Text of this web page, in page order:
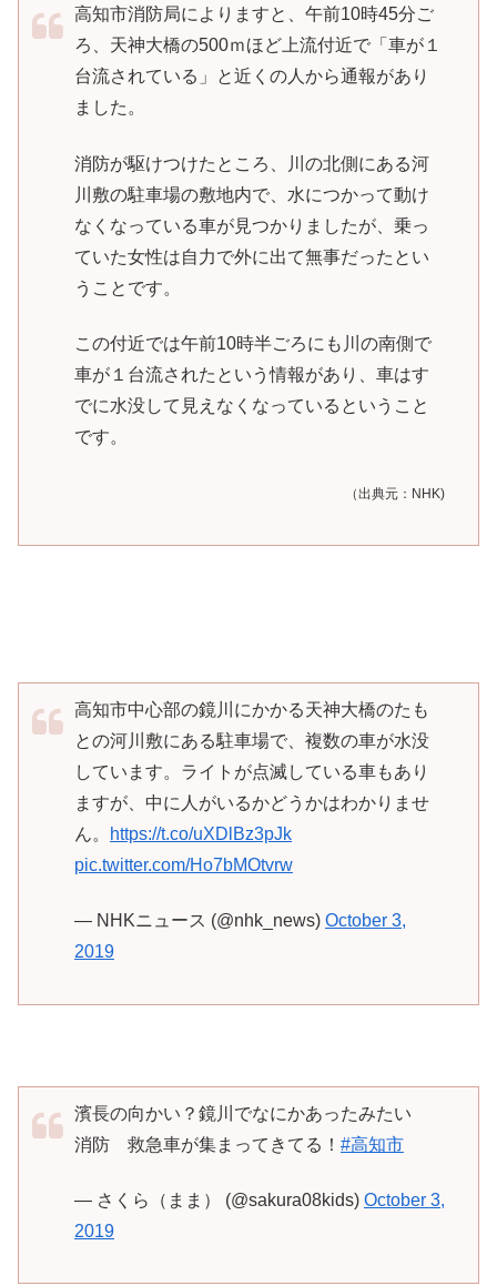
高知市消防局によりますと、午前10時45分ご
ろ、天神大橋の500ｍほど上流付近で「車が１
台流されている」と近くの人から通報があり
ました。
消防が駆けつけたところ、川の北側にある河
川敷の駐車場の敷地内で、水につかって動け
なくなっている車が見つかりましたが、乗っ
ていた女性は自力で外に出て無事だったとい
うことです。
この付近では午前10時半ごろにも川の南側で
車が１台流されたという情報があり、車はす
でに水没して見えなくなっているということ
です。
（出典元：NHK)
高知市中心部の鏡川にかかる天神大橋のたも
との河川敷にある駐車場で、複数の車が水没
しています。ライトが点滅している車もあり
ますが、中に人がいるかどうかはわかりませ
ん。
https://t.co/uXDlBz3pJk
pic.twitter.com/Ho7bMOtvrw
— NHKニュース (@nhk_news) October 3,
2019
濱長の向かい？鏡川でなにかあったみたい
消防 救急車が集まってきてる！ #高知市
— さくら（まま） (@sakura08kids) October 3,
2019